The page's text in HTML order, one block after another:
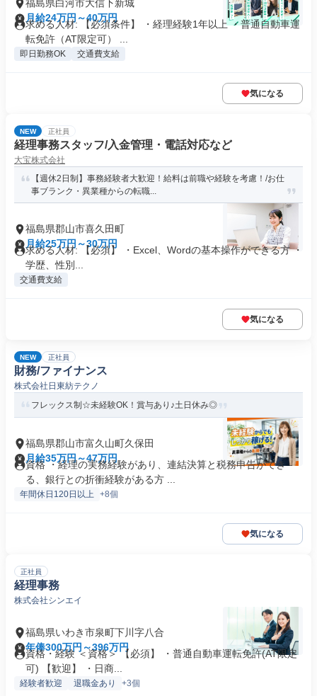
福島県白河市大信下新城
月給24万円～40万円
求める人材: 【必須条件】 ・経理経験1年以上 ・普通自動車運
転免許（AT限定可） ...
即日勤務OK 交通費支給
気になる
NEW 正社員
経理事務スタッフ/入金管理・電話対応など
大宝株式会社
【週休2日制】事務経験者大歓迎！給料は前職や経験を考慮！/お仕
事ブランク・異業種からの転職...
福島県郡山市喜久田町
月給25万円～30万円
求める人材: 【必須】 ・Excel、Wordの基本操作ができる方 ・
学歴、性別...
交通費支給
気になる
NEW 正社員
財務/ファイナンス
株式会社日東紡テクノ
フレックス制☆未経験OK！賞与あり♪土日休み◎
福島県郡山市富久山町久保田
月給35万円～47万円
資格 ・経理の実務経験があり、連結決算と税務申告ができ
る、銀行との折衝経験がある方 ...
年間休日120日以上 +8個
気になる
正社員
経理事務
株式会社シンエイ
福島県いわき市泉町下川字八合
年俸300万円～396万円
資格・経験 ＜資格＞ 【必須】 ・普通自動車運転免許(AT限定
可) 【歓迎】 ・日商...
経験者歓迎 退職金あり +3個